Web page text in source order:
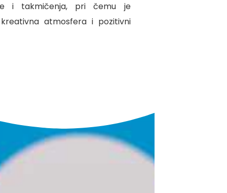
i takmičenja, pri čemu je
atmosfera i pozitivni